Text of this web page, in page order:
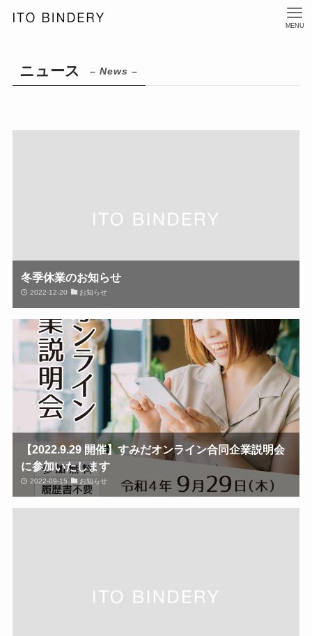
MENU
ニュース – News –
冬季休業のお知らせ
2022-12-20 お知らせ
【2022.9.29 開催】すみだオンライン合同企業説明会
に参加いたします
2022-09-15 お知らせ